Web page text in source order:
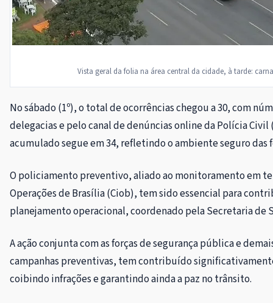
Vista geral da folia na área central da cidade, à tarde:
No sábado (1º), o total de ocorrências chegou a 30, com
delegacias e pelo canal de denúncias online da Polícia
acumulado segue em 34, refletindo o ambiente seguro
O policiamento preventivo, aliado ao monitoramento em
Operações de Brasília (Ciob), tem sido essencial para
planejamento operacional, coordenado pela Secretaria de
A ação conjunta com as forças de segurança pública e
campanhas preventivas, tem contribuído
coibindo infrações e garantindo ainda a paz no trânsito.